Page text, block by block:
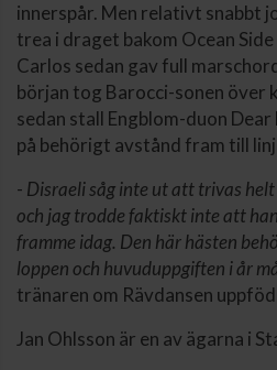
innerspår. Men relativt snabbt
trea i draget bakom Ocean
Carlos sedan gav full
början tog Barocci-sonen över
sedan stall Engblom-duon
på behörigt avstånd fram till
- Disraeli såg inte ut att trivas
och jag trodde faktiskt inte att
framme idag. Den här hästen
loppen och huvuduppgiften i år
tränaren om Rävdansen
Jan Ohlsson är en av ägarna i